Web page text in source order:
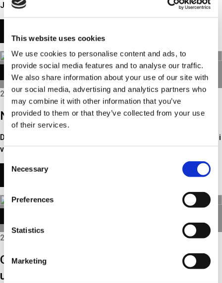
This website uses cookies
We use cookies to personalise content and ads, to
provide social media features and to analyse our traffic.
We also share information about your use of our site with
our social media, advertising and analytics partners who
may combine it with other information that you’ve
provided to them or that they’ve collected from your use
of their services.
Selection
Necessary
Preferences
Statistics
Marketing
Jølver som biltekniker med ansvar för…
CORPORATE NEWS
2026
Nyanställd på Triscans produktavdelning
Den 1 juni 2026 började Lasse Therkildsen som produktchef i
vår produktavdelning, som nu har åtta…
LÄS MER
2026
Optimering av lagerlayouten skapar
utrymme för Triscan SELECT-produkter